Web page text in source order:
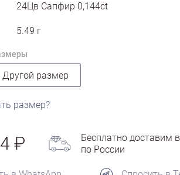
24Цв Сапфир 0,144ct
5.49 г
Другой размер
размер?
Бесплатно доставим
по России